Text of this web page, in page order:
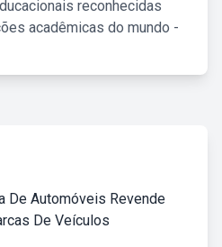
reconhecidas
acadêmicas do mundo -
De Automóveis Revende
De Veículos